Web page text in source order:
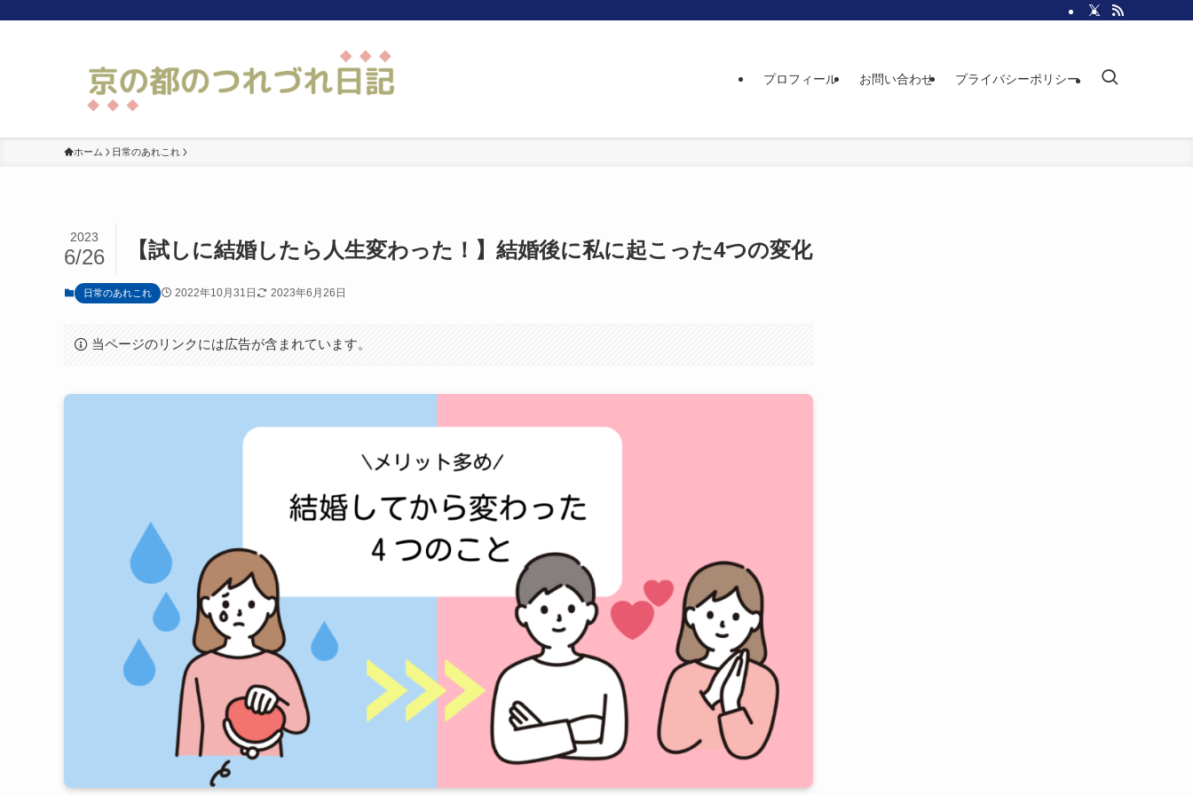
プロフィール お問い合わせ プライバシーポリシー
ホーム 日常のあれこれ
【試しに結婚したら人生変わった！】結婚後に私に起こった4つの変化
2023
6/26
日常のあれこれ 2022年10月31日 2023年6月26日
当ページのリンクには広告が含まれています。